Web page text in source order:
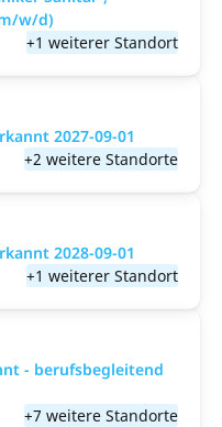
w/d)
+1 weiterer Standort
2027-09-01
+2 weitere Standorte
2028-09-01
+1 weiterer Standort
- berufsbegleitend
+7 weitere Standorte